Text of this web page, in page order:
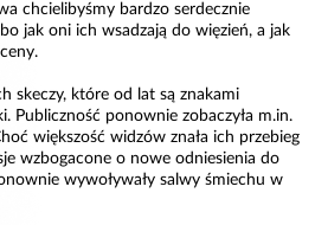
chcielibyśmy bardzo serdecznie
jak oni ich wsadzają do więzień, a jak
skeczy, które od lat są znakami
Publiczność ponownie zobaczyła m.in.
większość widzów znała ich przebieg
wzbogacone o nowe odniesienia do
wywoływały salwy śmiechu w